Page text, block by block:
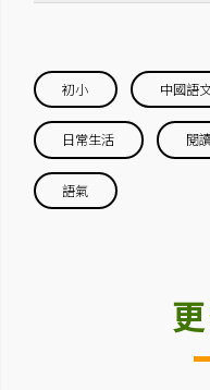
初小 中國語
日常生活 閱
語氣